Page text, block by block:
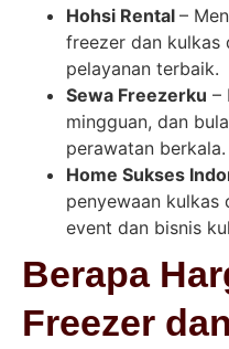
Hohsi Rental –
freezer dan kulkas
pelayanan terbaik.
Sewa Freezerku –
mingguan, dan
perawatan berkala.
Home Sukses
penyewaan kulkas
event dan bisnis
Berapa
Freezer